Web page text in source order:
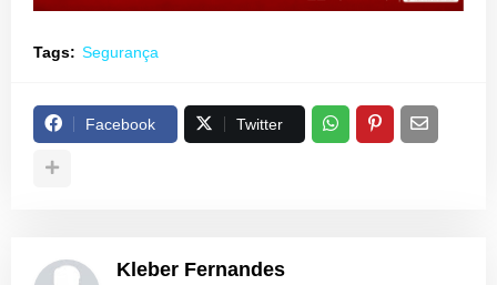
Tags: Segurança
Facebook Twitter
Kleber Fernandes